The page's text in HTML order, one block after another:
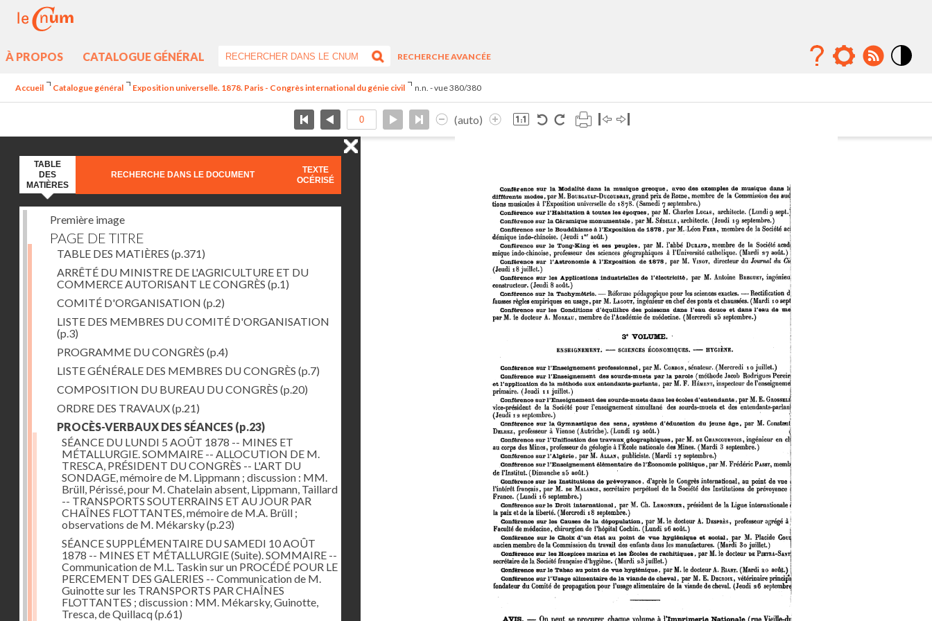
À PROPOS CATALOGUE GÉNÉRAL
RECHERCHE AVANCÉE
Accueil Catalogue général Exposition universelle. 1878. Paris - Congrès international du génie civil n.n. - vue 380/380
(auto)
TABLE
DES
MATIÈRES
RECHERCHE DANS LE DOCUMENT
TEXTE
OCÉRISÉ
Première image
PAGE DE TITRE
TABLE DES MATIÈRES (p.371)
ARRÊTÉ DU MINISTRE DE L'AGRICULTURE ET DU
COMMERCE AUTORISANT LE CONGRÈS (p.1)
COMITÉ D'ORGANISATION (p.2)
LISTE DES MEMBRES DU COMITÉ D'ORGANISATION
(p.3)
PROGRAMME DU CONGRÈS (p.4)
LISTE GÉNÉRALE DES MEMBRES DU CONGRÈS (p.7)
COMPOSITION DU BUREAU DU CONGRÈS (p.20)
ORDRE DES TRAVAUX(p.21)
PROCÈS-VERBAUX DES SÉANCES (p.23)
SÉANCE DU LUNDI 5 AOÛT 1878 -- MINES ET
MÉTALLURGIE. SOMMAIRE -- ALLOCUTION DE M.
TRESCA, PRÉSIDENT DU CONGRÈS -- L'ART DU
SONDAGE, mémoire de M. Lippmann ; discussion : MM.
Brüll, Périssé, pour M. Chatelain absent, Lippmann, Taillard
-- TRANSPORTS SOUTERRAINS ET AU JOUR PAR
CHAÎNES FLOTTANTES, mémoire de M.A. Brüll ;
observations de M. Mékarsky(p.23)
SÉANCE SUPPLÉMENTAIRE DU SAMEDI 10 AOÛT
1878 -- MINES ET MÉTALLURGIE (Suite). SOMMAIRE --
Communication de M.L. Taskin sur un PROCÉDÉ POUR LE
PERCEMENT DES GALERIES -- Communication de M.
Guinotte sur les TRANSPORTS PAR CHAÎNES
FLOTTANTES ; discussion : MM. Mékarsky, Guinotte,
Tresca, de Quillacq(p.61)